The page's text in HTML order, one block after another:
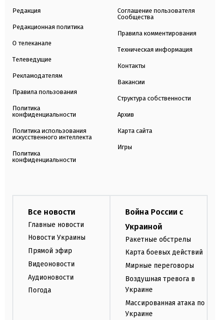
Редакция
Редакционная политика
О телеканале
Телеведущие
Рекламодателям
Правила пользования
Политика
конфиденциальности
Политика использования
искусственного интеллекта
Политика
конфиденциальности
Соглашение пользователя
Сообщества
Правила комментирования
Техническая информация
Контакты
Вакансии
Структура собственности
Архив
Карта сайта
Игры
Все новости
Главные новости
Новости Украины
Прямой эфир
Видеоновости
Аудионовости
Погода
Война России с
Украиной
Ракетные обстрелы
Карта боевых действий
Мирные переговоры
Воздушная тревога в
Украине
Массированная атака по
Украине